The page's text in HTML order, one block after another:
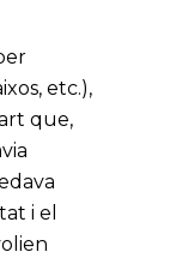
etc.),
que,
i el